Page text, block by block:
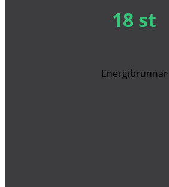
18 st
Energibrunnar